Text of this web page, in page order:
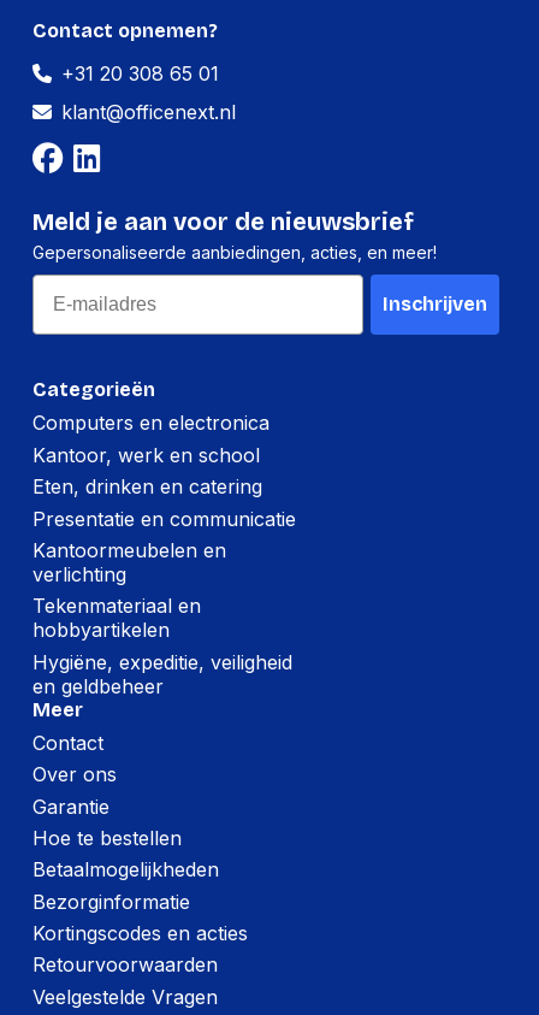
Categorieën
Computers en electronica
Kantoor, werk en school
Eten, drinken en catering
Presentatie en communicatie
Kantoormeubelen en
verlichting
Tekenmateriaal en
hobbyartikelen
Hygiëne, expeditie, veiligheid
en geldbeheer
Meer
Contact
Over ons
Garantie
Hoe te bestellen
Betaalmogelijkheden
Bezorginformatie
Kortingscodes en acties
Retourvoorwaarden
Veelgestelde Vragen
Contact opnemen?
+31 20 308 65 01
klant@officenext.nl
Meld je aan voor de nieuwsbrief
Gepersonaliseerde aanbiedingen, acties, en meer!
Email
Inschrijven